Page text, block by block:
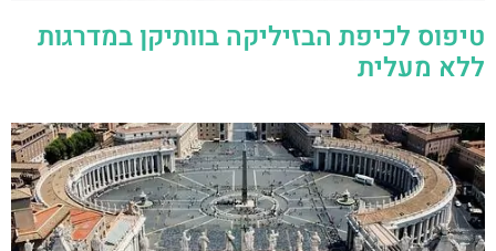
טיפוס לכיפת הבזיליקה בוותיקן במדרגות
ללא מעלית